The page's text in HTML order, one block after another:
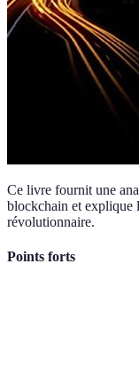
Ce livre fournit une
blockchain et explique
révolutionnaire.
Points forts